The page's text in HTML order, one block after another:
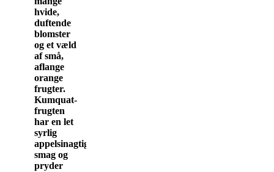
hvide,
duftende
blomster
og et væld
af små,
aflange
orange
frugter.
Kumquat-
frugten
har en let
syrlig
appelsinagtig
smag og
pryder